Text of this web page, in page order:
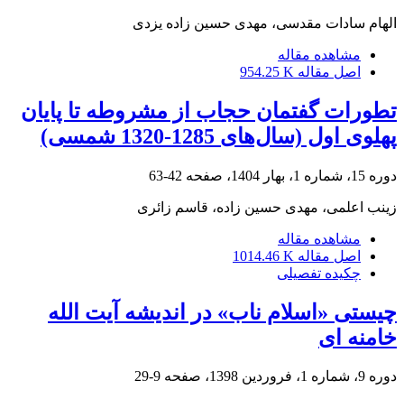
الهام سادات مقدسی، مهدی حسین زاده یزدی
مشاهده مقاله
اصل مقاله 954.25 K
تطورات گفتمان حجاب از مشروطه تا پایان
پهلوی اول (سال‌های 1285-1320 شمسی)
دوره 15، شماره 1، بهار 1404، صفحه 42-63
زینب اعلمی، مهدی حسین زاده، قاسم زائری
مشاهده مقاله
اصل مقاله 1014.46 K
چکیده تفصیلی
چیستی «اسلام ناب» در اندیشه آیت الله
خامنه ای
دوره 9، شماره 1، فروردین 1398، صفحه 9-29